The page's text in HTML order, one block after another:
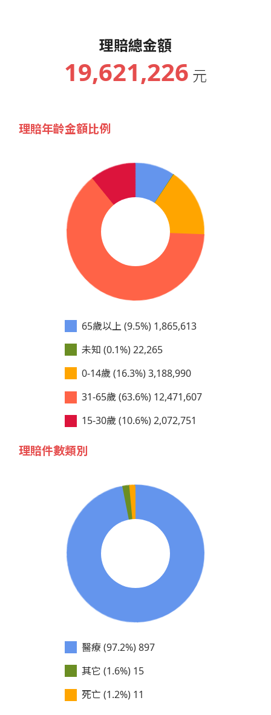
理賠總金額
19,621,226 元
理賠年齡金額比例
65歲以上 (9.5%) 1,865,613
未知 (0.1%) 22,265
0-14歲 (16.3%) 3,188,990
31-65歲 (63.6%) 12,471,607
15-30歲 (10.6%) 2,072,751
理賠件數類別
醫療 (97.2%) 897
其它 (1.6%) 15
死亡 (1.2%) 11